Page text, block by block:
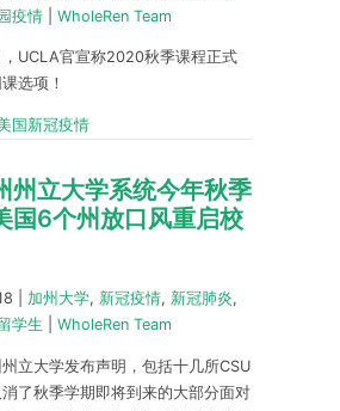
疫情 WholeRen Team
UCLA官宣称2020秋季课程正式
选项！
国新冠疫情
州立大学系统今年秋季
国6个州放口风重启校
加州大学, 新冠疫情, 新冠肺炎,
学生 WholeRen Team
立大学发布声明，包括十几所CSU
了秋季学期即将到来的大部分面对